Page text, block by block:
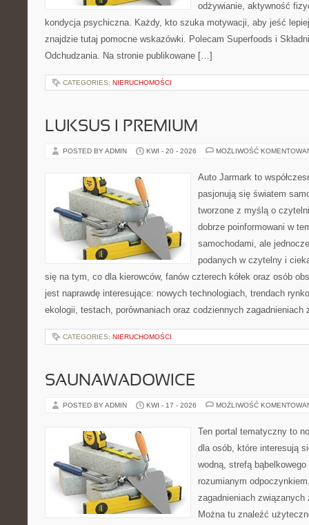
odżywianie, aktywność
kondycja psychiczna. Każdy, kto szuka motywacji, aby jeść
znajdzie tutaj pomocne wskazówki. Polecam Superfoods i
Odchudzania. Na stronie publikowane […]
CATEGORIES: NIERUCHOMOŚCI
LUKSUS I PREMIUM
POSTED BY ADMIN KWI - 20 - 2026 MOŻLIWOŚĆ
Auto Jarmark to
pasjonują się światem
tworzone z myślą o
dobrze poinformowani w
samochodami, ale
podanych w czytelny i
się na tym, co dla kierowców, fanów czterech kółek oraz osób
jest naprawdę interesujące: nowych technologiach, trendach
ekologii, testach, porównaniach oraz codziennych
CATEGORIES: NIERUCHOMOŚCI
SAUNAWADOWICE
POSTED BY ADMIN KWI - 17 - 2026 MOŻLIWOŚĆ
Ten portal tematyczny to
dla osób, które interesują
wodną, strefą
rozumianym
zagadnieniach
Można tu znaleźć